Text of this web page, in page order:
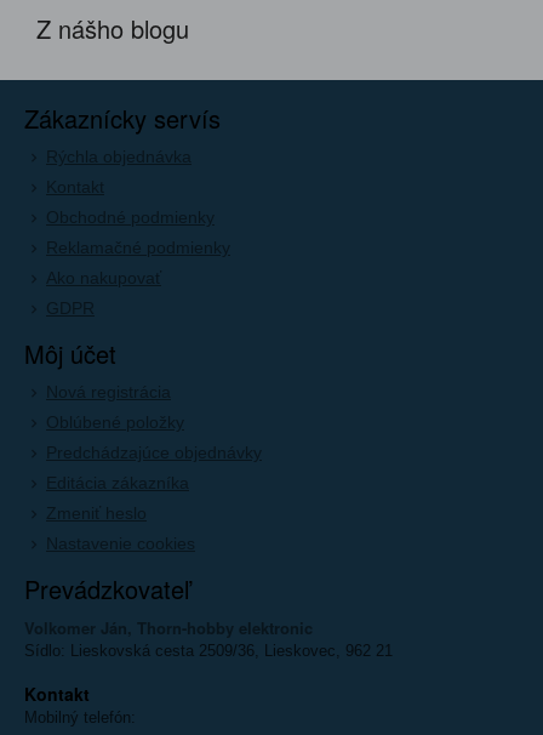
Z nášho blogu
Zákaznícky servís
Rýchla objednávka
Kontakt
Obchodné podmienky
Reklamačné podmienky
Ako nakupovať
GDPR
Môj účet
Nová registrácia
Oblúbené položky
Predchádzajúce objednávky
Editácia zákazníka
Zmeniť heslo
Nastavenie cookies
Prevádzkovateľ
Volkomer Ján, Thorn-hobby elektronic
Sídlo: Lieskovská cesta 2509/36, Lieskovec, 962 21
Kontakt
Mobilný telefón: